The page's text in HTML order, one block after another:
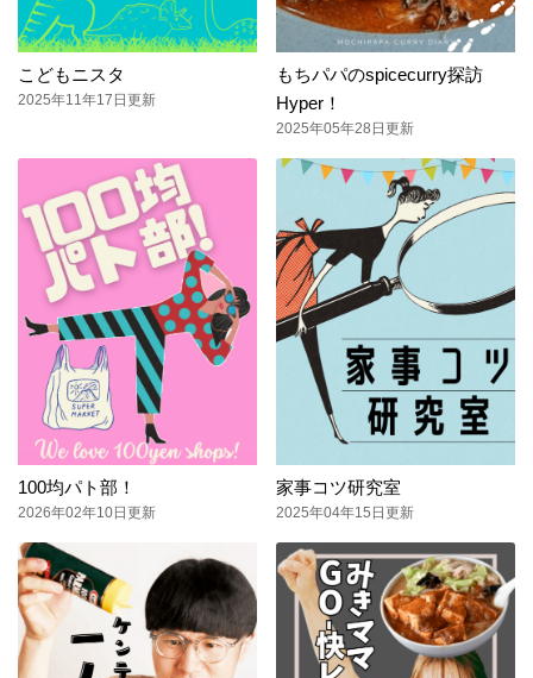
こどもニスタ
2025年11年17日更新
もちパパのspicecurry探訪
Hyper！
2025年05年28日更新
100均パト部！
2026年02年10日更新
家事コツ研究室
2025年04年15日更新